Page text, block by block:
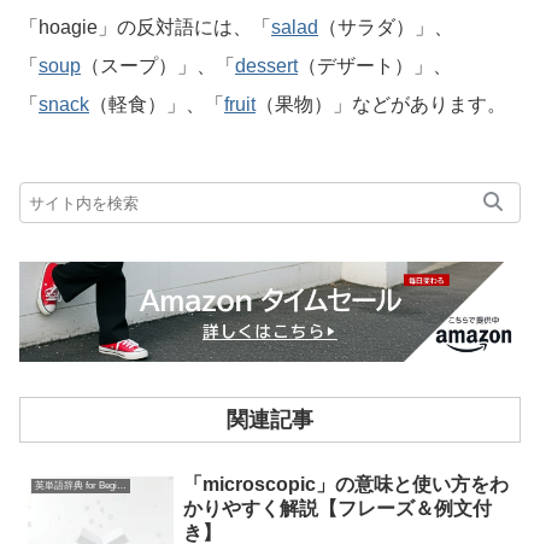
「hoagie」の反対語には、「 salad
（サラダ）」、
「 soup （スープ）」、「 dessert（デザート）」、
「 snack （軽食）」、「 fruit（果物）」などがあります。
関連記事
英単語辞典 for Beginners
「microscopic」の意味と使い方をわ
かりやすく解説【フレーズ＆例文付
き】